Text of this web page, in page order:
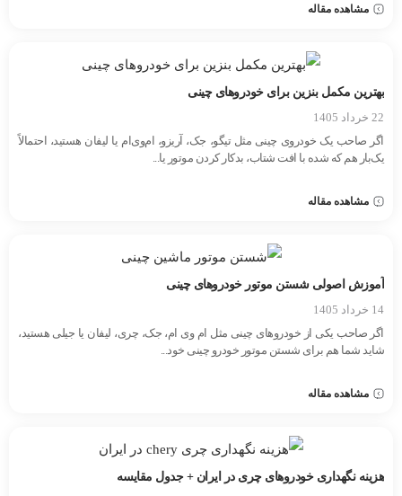
مشاهده مقاله
بهترین مکمل بنزین برای خودروهای چینی
22 خرداد 1405
اگر صاحب یک خودروی چینی مثل تیگو، جک، آریزو، ام‌وی‌ام یا لیفان هستید، احتمالاً
یک‌بار هم که شده با افت شتاب، بدکار کردن موتور یا...
مشاهده مقاله
آموزش اصولی شستن موتور خودروهای چینی
14 خرداد 1405
اگر صاحب یکی از خودروهای چینی مثل ام وی ام، جک، چری، لیفان یا جیلی هستید،
شاید شما هم برای شستن موتور خودرو چینی خود...
مشاهده مقاله
هزینه نگهداری خودروهای چری در ایران + جدول مقایسه